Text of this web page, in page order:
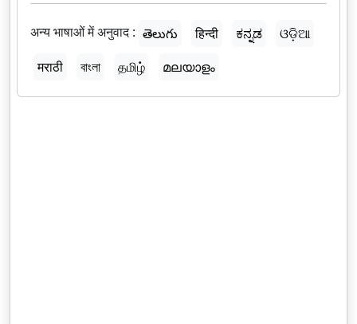
अन्य भाषाओं में अनुवाद : తెలుగు हिन्दी ಕನ್ನಡ
ଓଡ଼ିଆ
मराठी
বাংলা தமிழ் മലയാളം